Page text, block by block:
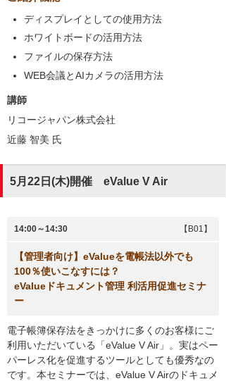
ディスプレイとしての使用方法
ホワイトボードの活用方法
ファイルの保存方法
WEB会議とAIカメラの活用方法
講師
リコージャパン株式会社
近藤 智美 氏
5月22日(木)開催 eValue V Air
14:00～14:30 【B01】
【管理者向け】eValueを電帳法以外でも
100％使いこなすには？
eValueドキュメント管理 利活用促進セミナ
ー
電子帳簿保存法をきっかけに多くのお客様にご
利用いただいている「eValue V Air」。実はペー
パーレス化を促進するツールとしても優秀なの
です。本セミナーでは、eValue V Airのドキュメ